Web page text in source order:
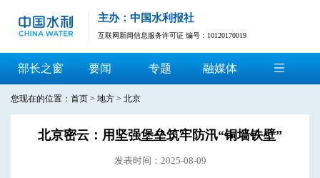
主办：中国水利报社
互联网新闻信息服务许可证 编号：10120170019
部长之窗 要闻 专题 融媒体
您现在的位置： 首页 > 地方 > 北京
北京密云：用坚强堡垒筑牢防汛“铜墙铁壁”
发表时间：2025-08-09